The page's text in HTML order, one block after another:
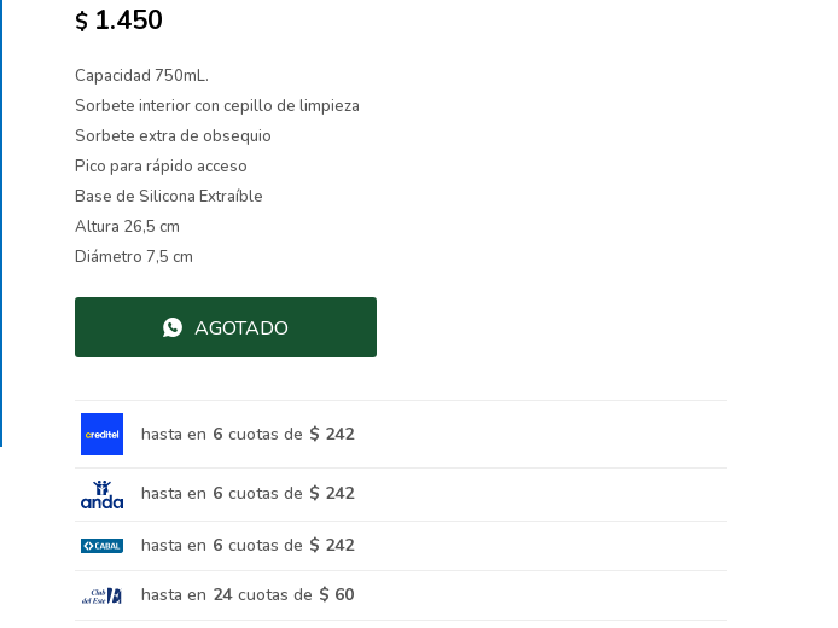
$ 1.450
Capacidad 750mL.
Sorbete interior con cepillo de limpieza
Sorbete extra de obsequio
Pico para rápido acceso
Base de Silicona Extraíble
Altura 26,5 cm
Diámetro 7,5 cm
AGOTADO
hasta en 6 cuotas de $ 242
hasta en 6 cuotas de $ 242
hasta en 6 cuotas de $ 242
hasta en 24 cuotas de $ 60